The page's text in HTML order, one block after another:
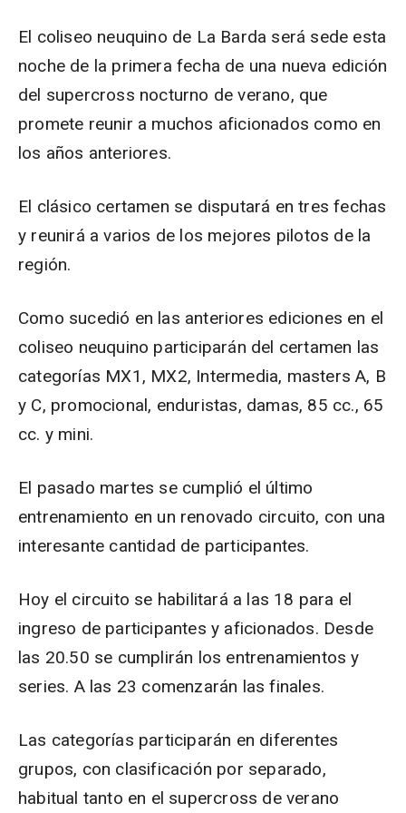
El coliseo neuquino de La Barda será sede esta
noche de la primera fecha de una nueva edición
del supercross nocturno de verano, que
promete reunir a muchos aficionados como en
los años anteriores.
El clásico certamen se disputará en tres fechas
y reunirá a varios de los mejores pilotos de la
región.
Como sucedió en las anteriores ediciones en el
coliseo neuquino participarán del certamen las
categorías MX1, MX2, Intermedia, masters A, B
y C, promocional, enduristas, damas, 85 cc., 65
cc. y mini.
El pasado martes se cumplió el último
entrenamiento en un renovado circuito, con una
interesante cantidad de participantes.
Hoy el circuito se habilitará a las 18 para el
ingreso de participantes y aficionados. Desde
las 20.50 se cumplirán los entrenamientos y
series. A las 23 comenzarán las finales.
Las categorías participarán en diferentes
grupos, con clasificación por separado,
habitual tanto en el supercross de verano